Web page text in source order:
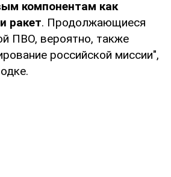
компонентам как
ракет. Продолжающиеся
ПВО, вероятно, также
российской миссии",